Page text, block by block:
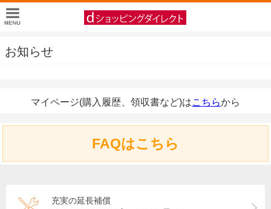
お知らせ
マイページ(購入履歴、領収書など)はこちらから
FAQはこちら
充実の延長補償